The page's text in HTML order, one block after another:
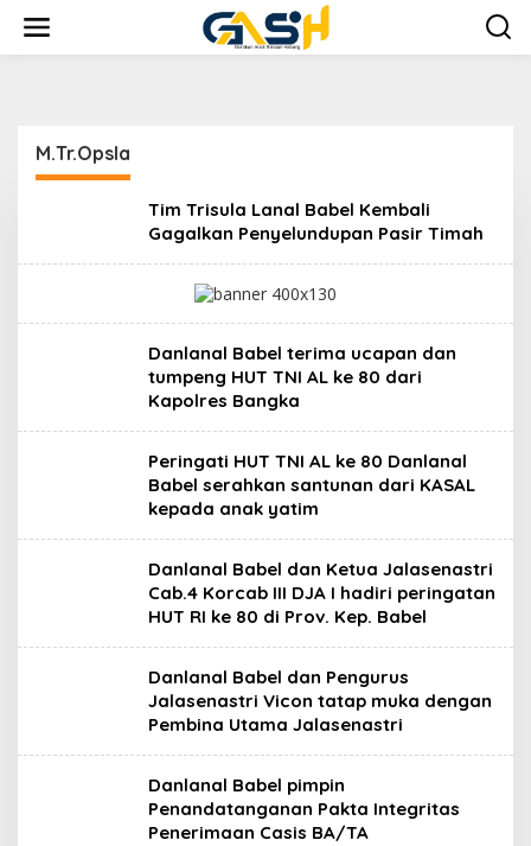
w
M.Tr.Opsla
Tim Trisula Lanal Babel Kembali
Gagalkan Penyelundupan Pasir Timah
Danlanal Babel terima ucapan dan
tumpeng HUT TNI AL ke 80 dari
Kapolres Bangka
Peringati HUT TNI AL ke 80 Danlanal
Babel serahkan santunan dari KASAL
kepada anak yatim
Danlanal Babel dan Ketua Jalasenastri
Cab.4 Korcab III DJA I hadiri peringatan
HUT RI ke 80 di Prov. Kep. Babel
Danlanal Babel dan Pengurus
Jalasenastri Vicon tatap muka dengan
Pembina Utama Jalasenastri
Danlanal Babel pimpin
Penandatanganan Pakta Integritas
Penerimaan Casis BA/TA